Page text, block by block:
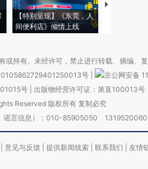
【特别呈现】《东莞，人
间便利店》倾情上线
【推广】走
持有。未经许可，禁止进行转载、摘编、
号
京公网安备
号| 出版物经营许可证：第直100013号
Reserved 版权所有 复制必究
谣言信息）：010-85905050
意见与反馈 提供新闻线索 联系我们 友情